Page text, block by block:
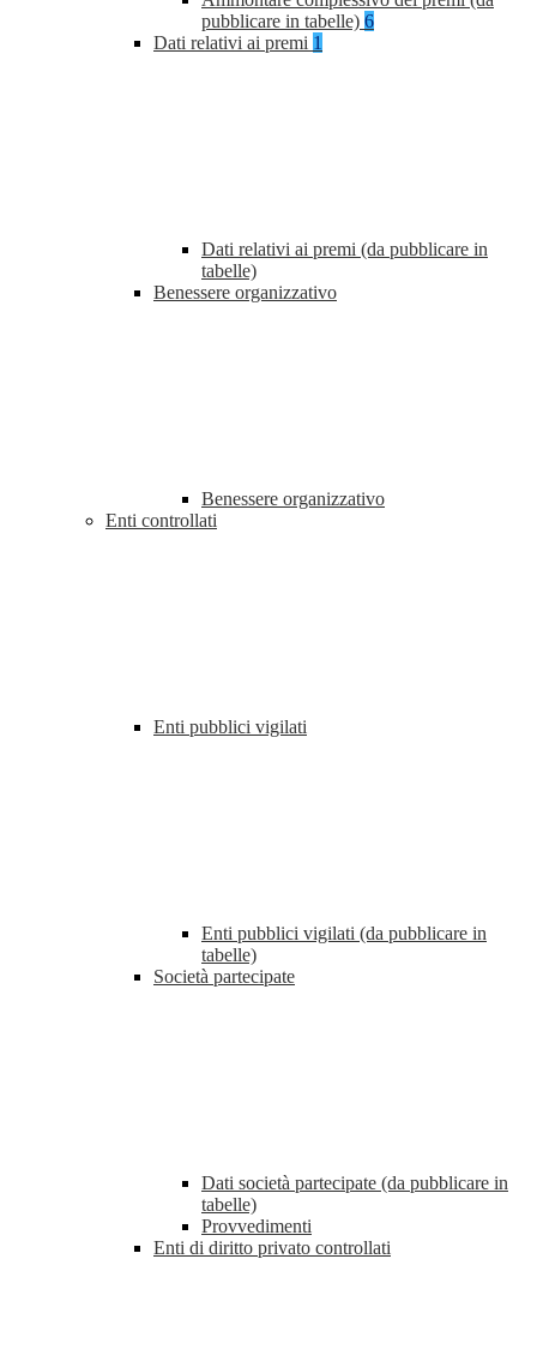
pubblicare in tabelle) 6
Dati relativi ai premi 1
Dati relativi ai premi (da pubblicare in
tabelle)
Benessere organizzativo
Benessere organizzativo
Enti controllati
Enti pubblici vigilati
Enti pubblici vigilati (da pubblicare in
tabelle)
Società partecipate
Dati società partecipate (da pubblicare in
tabelle)
Provvedimenti
Enti di diritto privato controllati